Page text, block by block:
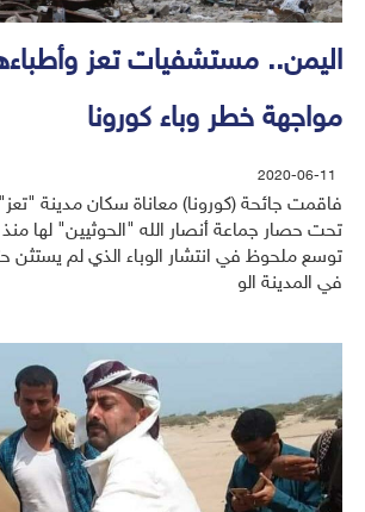
اليمن.. مستشفيات تعز
مواجهة خطر وباء كورونا
2020-06-11
فاقمت جائحة (كورونا) معاناة سكان مدينة "تعز"
تحت حصار جماعة أنصار الله "الحوثيين" لها
توسع ملحوظ في انتشار الوباء الذي لم يستثن
في المدينة الو